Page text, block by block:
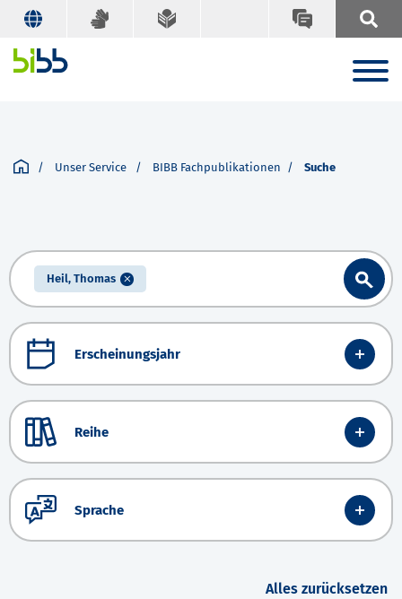
Unser Service BIBB Fachpublikationen Suche
Heil, Thomas
Erscheinungsjahr
Reihe
Sprache
Alles zurücksetzen